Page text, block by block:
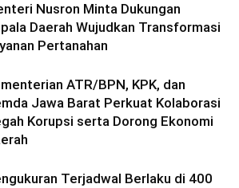
Nusron Minta Dukungan
Daerah Wujudkan Transformasi
Pertanahan
ATR/BPN, KPK, dan
Jawa Barat Perkuat Kolaborasi
Korupsi serta Dorong Ekonomi
Terjadwal Berlaku di 400